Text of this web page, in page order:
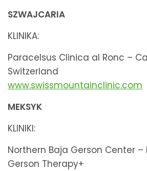
SZWAJCARIA
KLINIKA:
Paracelsus Clinica al Ronc –
Switzerland
www.swissmountainclinic.com
MEKSYK
KLINIKI:
Northern Baja Gerson Center –
Gerson Therapy+